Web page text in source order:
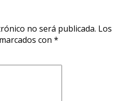
no será publicada. Los
con *